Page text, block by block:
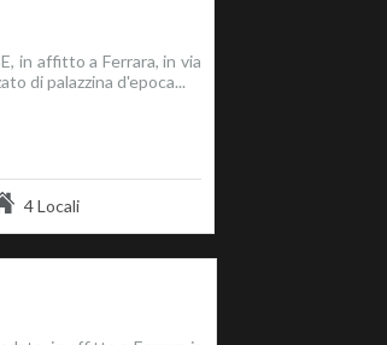
in affitto a Ferrara, in via
di palazzina d'epoca...
4 Locali